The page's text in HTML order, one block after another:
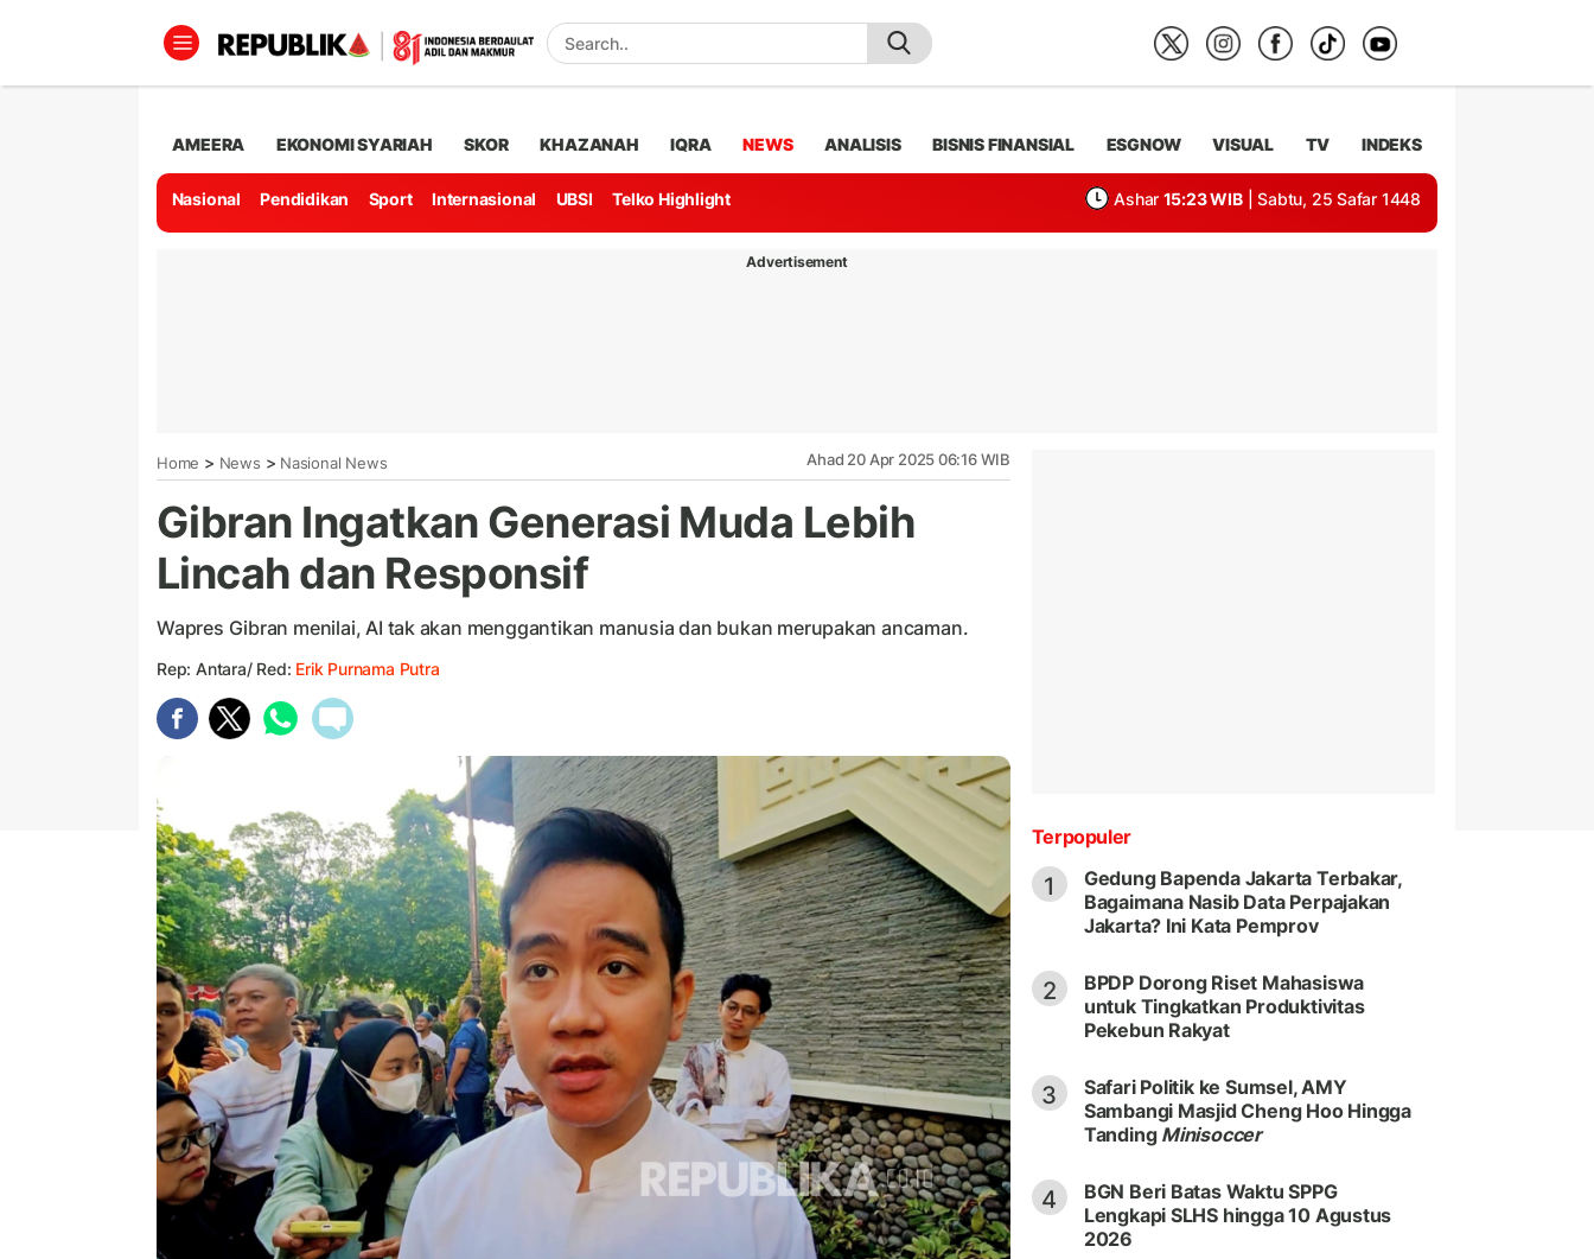
AMEERA EKONOMI SYARIAH SKOR KHAZANAH IQRA NEWS ANALISIS BISNIS FINANSIAL ESGNOW VISUAL TV INDEKS
Nasional Pendidikan Sport Internasional UBSI Telko Highlight Ashar 15:23 WIB | Sabtu, 25 Safar 1448
Advertisement
Home > News > Nasional News Ahad 20 Apr 2025 06:16 WIB
Gibran Ingatkan Generasi Muda Lebih
Lincah dan Responsif
Wapres Gibran menilai, AI tak akan menggantikan manusia dan bukan merupakan ancaman.
Rep: Antara/ Red: Erik Purnama Putra
Terpopuler
1
Gedung Bapenda Jakarta Terbakar,
Bagaimana Nasib Data Perpajakan
Jakarta? Ini Kata Pemprov
2
BPDP Dorong Riset Mahasiswa
untuk Tingkatkan Produktivitas
Pekebun Rakyat
3
Safari Politik ke Sumsel, AMY
Sambangi Masjid Cheng Hoo Hingga
Tanding Minisoccer
4
BGN Beri Batas Waktu SPPG
Lengkapi SLHS hingga 10 Agustus
2026